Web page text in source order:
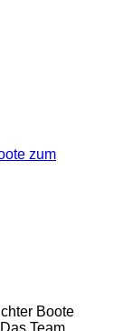
zum
Boote